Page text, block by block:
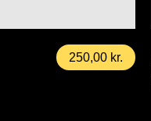
250,00 kr.